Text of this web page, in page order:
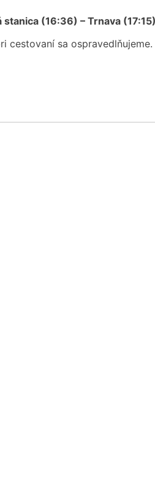
stanica (16:36) – Trnava (17:15)
cestovaní sa